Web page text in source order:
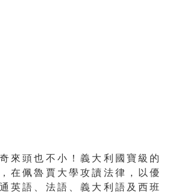
來頭也不小！義大利國寶級的
在佩魯賈大學攻讀法律，以優
英語、法語、義大利語及西班